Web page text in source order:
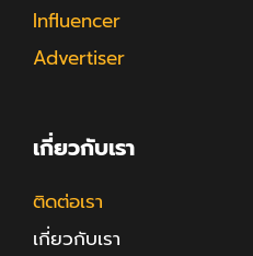
Influencer
Advertiser
เกี่ยวกับเรา
ติดต่อเรา
เกี่ยวกับเรา